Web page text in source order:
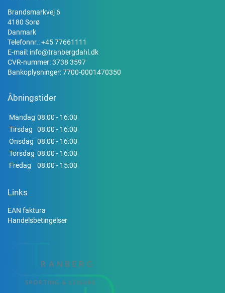
Brandsmarkvej 6
4180 Sorø
Danmark
Telefonnr.:+45 77661111
E-mail: info@tranbergdahl.dk
CVR-nummer: 3738 3597
Bankoplysninger: 7700-0001470350
Åbningstider
Mandag 08:00 - 16:00
Tirsdag
08:00 - 16:00
Onsdag 08:00 - 16:00
Torsdag 08:00 - 16:00
Fredag
08:00 - 15:00
Links
EAN faktura
Handelsbetingelser